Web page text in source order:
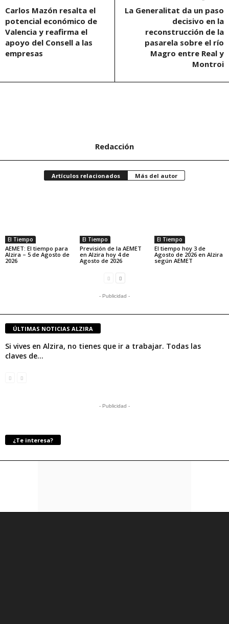
Carlos Mazón resalta el
potencial económico de
Valencia y reafirma el
apoyo del Consell a las
empresas
La Generalitat da un paso
decisivo en la
reconstrucción de la
pasarela sobre el río
Magro entre Real y
Montroi
Redacción
Artículos relacionados Más del autor
El Tiempo
AEMET: El tiempo para
Alzira – 5 de Agosto de
2026
El Tiempo
Previsión de la AEMET
en Alzira hoy 4 de
Agosto de 2026
El Tiempo
El tiempo hoy 3 de
Agosto de 2026 en Alzira
según AEMET
- Publicidad -
ÚLTIMAS NOTICIAS ALZIRA
Si vives en Alzira, no tienes que ir a trabajar. Todas las
claves de...
- Publicidad -
¿Te interesa?